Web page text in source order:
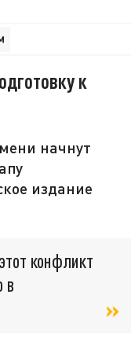
к
начнут
издание
конфликт
в